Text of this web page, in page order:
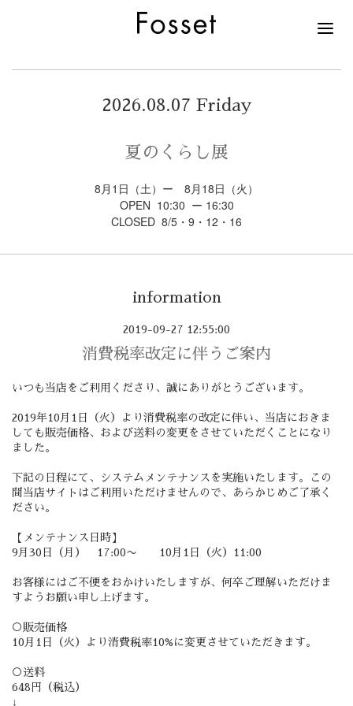
2026.08.07 Friday
夏のくらし展
8月1日（土）ー 8月18日（火）
OPEN 10:30 ー 16:30
CLOSED 8/5・9・12・16
information
2019-09-27 12:55:00
消費税率改定に伴うご案内
いつも当店をご利用くださり、誠にありがとうございます。
2019年10月1日（火）より消費税率の改定に伴い、当店におきま
しても販売価格、および送料の変更をさせていただくことになり
ました。
下記の日程にて、システムメンテナンスを実施いたします。この
間当店サイトはご利用いただけませんので、あらかじめご了承く
ださい。
【メンテナンス日時】
9月30日（月） 17:00〜 10月1日（火）11:00
お客様にはご不便をおかけいたしますが、何卒ご理解いただけま
すようお願い申し上げます。
○販売価格
10月1日（火）より消費税率10%に変更させていただきます。
○送料
648円（税込）
↓